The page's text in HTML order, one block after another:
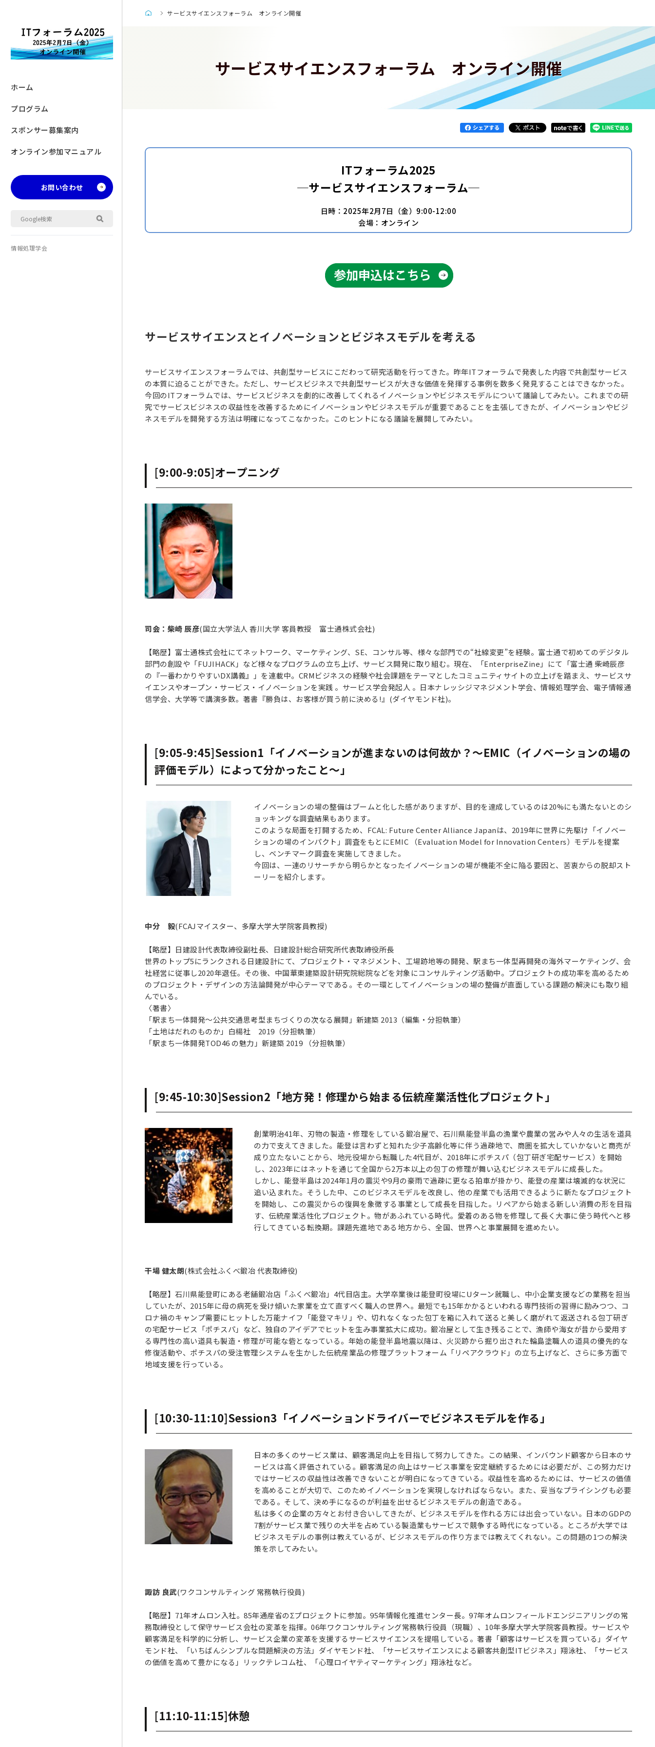
ホーム
プログラム
スポンサー募集案内
オンライン参加マニュアル
お問い合わせ
情報処理学会
サービスサイエンスフォーラム オンライン開催
サービスサイエンスフォーラム オンライン開催
ITフォーラム2025
─サービスサイエンスフォーラム─
日時：2025年2月7日（金）9:00-12:00
会場：オンライン
サービスサイエンスとイノベーションとビジネスモデルを考える
サービスサイエンスフォーラムでは、共創型サービスにこだわって研究活動を行ってきた。昨年ITフォーラムで発表した内容で共創型サービス
の本質に迫ることができた。ただし、サービスビジネスで共創型サービスが大きな価値を発揮する事例を数多く発見することはできなかった。
今回のITフォーラムでは、サービスビジネスを劇的に改善してくれるイノベーションやビジネスモデルについて議論してみたい。これまでの研
究でサービスビジネスの収益性を改善するためにイノベーションやビジネスモデルが重要であることを主張してきたが、イノベーションやビジ
ネスモデルを開発する方法は明確になってこなかった。このヒントになる議論を展開してみたい。
[9:00-9:05]オープニング
司会：柴崎 辰彦(国立大学法人 香川大学 客員教授 富士通株式会社)
【略歴】富士通株式会社にてネットワーク、マーケティング、SE、コンサル等、様々な部門での“社線変更”を経験。富士通で初めてのデジタル
部門の創設や「FUJIHACK」など様々なプログラムの立ち上げ、サービス開発に取り組む。現在、「EnterpriseZine」にて「富士通 柴崎辰彦
の『一番わかりやすいDX講義』」を連載中。CRMビジネスの経験や社会課題をテーマとしたコミュニティサイトの立上げを踏まえ、サービスサ
イエンスやオープン・サービス・イノベーションを実践 。サービス学会発起人 。日本ナレッシジマネジメント学会、情報処理学会、電子情報通
信学会、大学等で講演多数。著書『勝負は、お客様が買う前に決める!』(ダイヤモンド社)。
[9:05-9:45]Session1「イノベーションが進まないのは何故か？～EMIC（イノベーションの場の
評価モデル）によって分かったこと～」
イノベーションの場の整備はブームと化した感がありますが、目的を達成しているのは20%にも満たないとのシ
ョッキングな調査結果もあります。
このような局面を打開するため、FCAL: Future Center Alliance Japanは、2019年に世界に先駆け「イノベー
ションの場のインパクト」調査をもとにEMIC （Evaluation Model for Innovation Centers）モデルを提案
し、ベンチマーク調査を実施してきました。
今回は、一連のリサーチから明らかとなったイノベーションの場が機能不全に陥る要因と、苦衷からの脱却スト
ーリーを紹介します。
中分 毅(FCAJマイスター、多摩大学大学院客員教授)
【略歴】日建設計代表取締役副社長、日建設計総合研究所代表取締役所長
世界のトップ5にランクされる日建設計にて、プロジェクト・マネジメント、工場跡地等の開発、駅まち一体型再開発の海外マーケティング、会
社経営に従事し2020年退任。その後、中国華東建築設計研究院総院などを対象にコンサルティング活動中。プロジェクトの成功率を高めるため
のプロジェクト・デザインの方法論開発が中心テーマである。その一環としてイノベーションの場の整備が直面している課題の解決にも取り組
んでいる。
〈著書〉
「駅まち一体開発～公共交通思考型まちづくりの次なる展開」新建築 2013（編集・分担執筆）
「土地はだれのものか」白楊社 2019（分担執筆）
「駅まち一体開発TOD46 の魅力」新建築 2019 （分担執筆）
[9:45-10:30]Session2「地方発！修理から始まる伝統産業活性化プロジェクト」
創業明治41年、刃物の製造・修理をしている鍛冶屋で、石川県能登半島の漁業や農業の営みや人々の生活を道具
の力で支えてきました。能登は言わずと知れた少子高齢化等に伴う過疎地で、商圏を拡大していかないと商売が
成り立たないことから、地元役場から転職した4代目が、2018年にポチスパ（包丁研ぎ宅配サービス）を開始
し、2023年にはネットを通じて全国から2万本以上の包丁の修理が舞い込むビジネスモデルに成長した。
しかし、能登半島は2024年1月の震災や9月の豪雨で過疎に更なる拍車が掛かり、能登の産業は壊滅的な状況に
追い込まれた。そうした中、このビジネスモデルを改良し、他の産業でも活用できるように新たなプロジェクト
を開始し、この震災からの復興を象徴する事業として成長を目指した。リペアから始まる新しい消費の形を目指
す、伝統産業活性化プロジェクト。物があふれている時代。愛着のある物を修理して長く大事に使う時代へと移
行してきている転換期。課題先進地である地方から、全国、世界へと事業展開を進めたい。
干場 健太朗(株式会社ふくべ鍛冶 代表取締役)
【略歴】石川県能登町にある老舗鍛冶店「ふくべ鍛冶」4代目店主。大学卒業後は能登町役場にUターン就職し、中小企業支援などの業務を担当
していたが、2015年に母の病死を受け傾いた家業を立て直すべく職人の世界へ。最短でも15年かかるといわれる専門技術の習得に励みつつ、コ
ロナ禍のキャンプ需要にヒットした万能ナイフ「能登マキリ」や、切れなくなった包丁を箱に入れて送ると美しく磨がれて返送される包丁研ぎ
の宅配サービス「ポチスパ」など、独自のアイデアでヒットを生み事業拡大に成功。鍛冶屋として生き残ることで、漁師や海女が昔から愛用す
る専門性の高い道具も製造・修理が可能な砦となっている。年始の能登半島地震以降は、火災跡から掘り出された輪島塗職人の道具の優先的な
修復活動や、ポチスパの受注管理システムを生かした伝統産業品の修理プラットフォーム「リペアクラウド」の立ち上げなど、さらに多方面で
地域支援を行っている。
[10:30-11:10]Session3「イノベーションドライバーでビジネスモデルを作る」
日本の多くのサービス業は、顧客満足向上を目指して努力してきた。この結果、インバウンド顧客から日本のサ
ービスは高く評価されている。顧客満足の向上はサービス事業を安定継続するためには必要だが、この努力だけ
ではサービスの収益性は改善できないことが明白になってきている。収益性を高めるためには、サービスの価値
を高めることが大切で、このためイノベーションを実現しなければならない。また、妥当なプライシングも必要
である。そして、決め手になるのが利益を出せるビジネスモデルの創造である。
私は多くの企業の方々とお付き合いしてきたが、ビジネスモデルを作れる方には出会っていない。日本のGDPの
7割がサービス業で残りの大半を占めている製造業もサービスで競争する時代になっている。ところが大学では
ビジネスモデルの事例は教えているが、ビジネスモデルの作り方までは教えてくれない。この問題の1つの解決
策を示してみたい。
諏訪 良武(ワクコンサルティング 常務執行役員)
【略歴】71年オムロン入社。85年通産省のΣプロジェクトに参加。95年情報化推進センター長。97年オムロンフィールドエンジニアリングの常
務取締役として保守サービス会社の変革を指揮。06年ワクコンサルティング常務執行役員（現職）、10年多摩大学大学院客員教授。サービスや
顧客満足を科学的に分析し、サービス企業の変革を支援するサービスサイエンスを提唱している。著書「顧客はサービスを買っている」ダイヤ
モンド社、「いちばんシンプルな問題解決の方法」ダイヤモンド社、「サービスサイエンスによる顧客共創型ITビジネス」翔泳社、「サービス
の価値を高めて豊かになる」リックテレコム社、「心理ロイヤティマーケティング」翔泳社など。
[11:10-11:15]休憩